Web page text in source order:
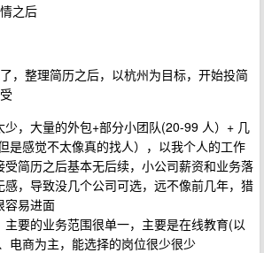
之后
，整理简历之后，以杭州为目标，开始投简
少，大量的外包+部分小团队(20-99 人）+ 几
是感觉不太像真的找人），以我个人的工作
简历之后基本无后续，小公司薪资和业务落
，导致没几个公司可选，远不像前几年，猎
容易进面
要的业务范围很单一，主要是在线教育(以
电商为主，能选择的岗位很少很少